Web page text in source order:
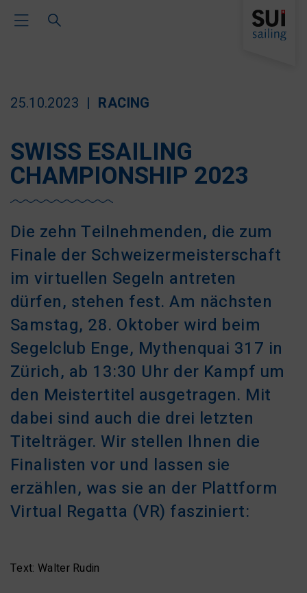
Toggle Main Navigation
25.10.2023 RACING
SWISS ESAILING
CHAMPIONSHIP 2023
Die zehn Teilnehmenden, die zum
Finale der Schweizermeisterschaft
im virtuellen Segeln antreten
dürfen, stehen fest. Am nächsten
Samstag, 28. Oktober wird beim
Segelclub Enge, Mythenquai 317 in
Zürich, ab 13:30 Uhr der Kampf um
den Meistertitel ausgetragen. Mit
dabei sind auch die drei letzten
Titelträger. Wir stellen Ihnen die
Finalisten vor und lassen sie
erzählen, was sie an der Plattform
Virtual Regatta (VR) fasziniert:
Text: Walter Rudin